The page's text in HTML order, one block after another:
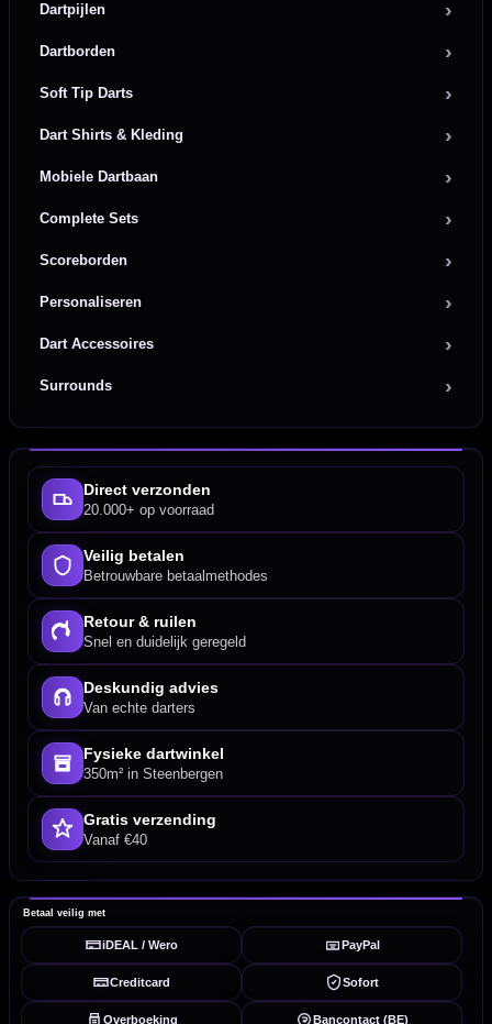
Dartpijlen
Dartborden
Soft Tip Darts
Dart Shirts & Kleding
Mobiele Dartbaan
Complete Sets
Scoreborden
Personaliseren
Dart Accessoires
Surrounds
Direct verzonden
20.000+ op voorraad
Veilig betalen
Betrouwbare betaalmethodes
Retour & ruilen
Snel en duidelijk geregeld
Deskundig advies
Van echte darters
Fysieke dartwinkel
350m² in Steenbergen
Gratis verzending
Vanaf €40
Betaal veilig met
iDEAL / Wero PayPal
Creditcard Sofort
Overboeking Bancontact (BE)